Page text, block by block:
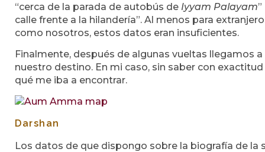
“cerca de la parada de autobús de Iyyam Palayam
calle frente a la hilandería”. Al menos para
como nosotros, estos datos eran insuficientes.
Finalmente, después de algunas vueltas llegamos a
nuestro destino. En mi caso, sin saber con
qué me iba a encontrar.
Darshan
Los datos de que dispongo sobre la biografía de la